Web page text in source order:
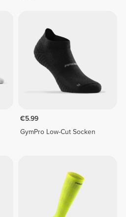
€5.99
GymPro Low-Cut Socken